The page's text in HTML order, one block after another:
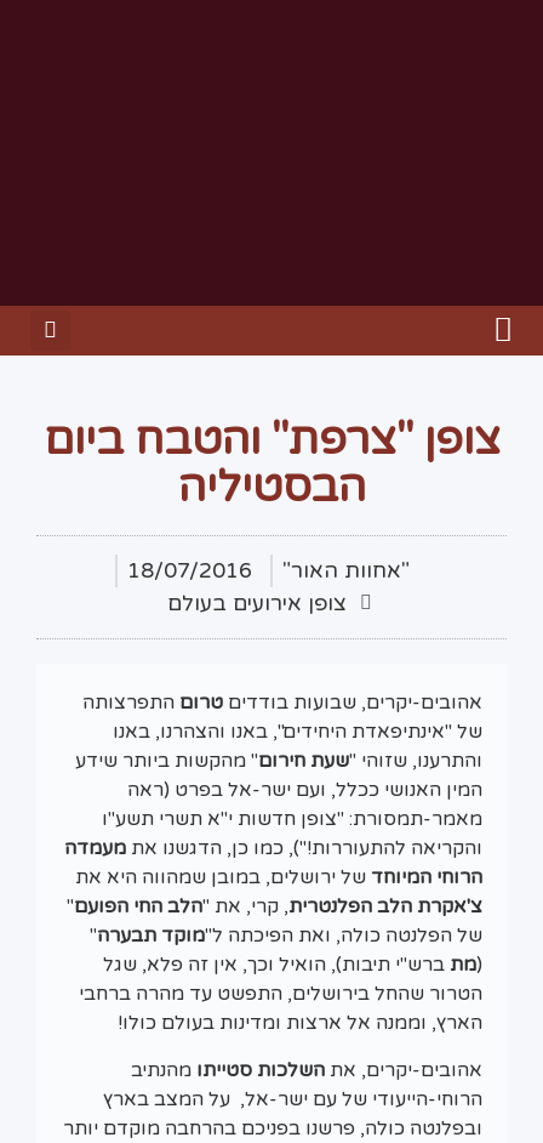
צופן "צרפת" והטבח ביום
הבסטיליה
"אחוות האור"
18/07/2016
צופן אירועים בעולם
אהובים-יקרים, שבועות בודדים טרום התפרצותה
של "אינתיפאדת היחידים", באנו והצהרנו, באנו
והתרענו, שזוהי "שעת חירום" מהקשות ביותר שידע
המין האנושי ככלל, ועם ישר-אל בפרט (ראה
מאמר-תמסורת: "צופן חדשות י"א תשרי תשע"ו
והקריאה להתעוררות!"), כמו כן, הדגשנו את מעמדה
הרוחי המיוחד של ירושלים, במובן שמהווה היא את
צ'אקרת הלב הפלנטרית, קרי, את "הלב החי הפועם"
של הפלנטה כולה, ואת הפיכתה ל"מוקד תבערה"
(מת ברש"י תיבות), הואיל וכך, אין זה פלא, שגל
הטרור שהחל בירושלים, התפשט עד מהרה ברחבי
הארץ, וממנה אל ארצות ומדינות בעולם כולו!
אהובים-יקרים, את השלכות סטייתו מהנתיב
הרוחי-הייעודי של עם ישר-אל, על המצב בארץ
ובפלנטה כולה, פרשנו בפניכם בהרחבה מוקדם יותר